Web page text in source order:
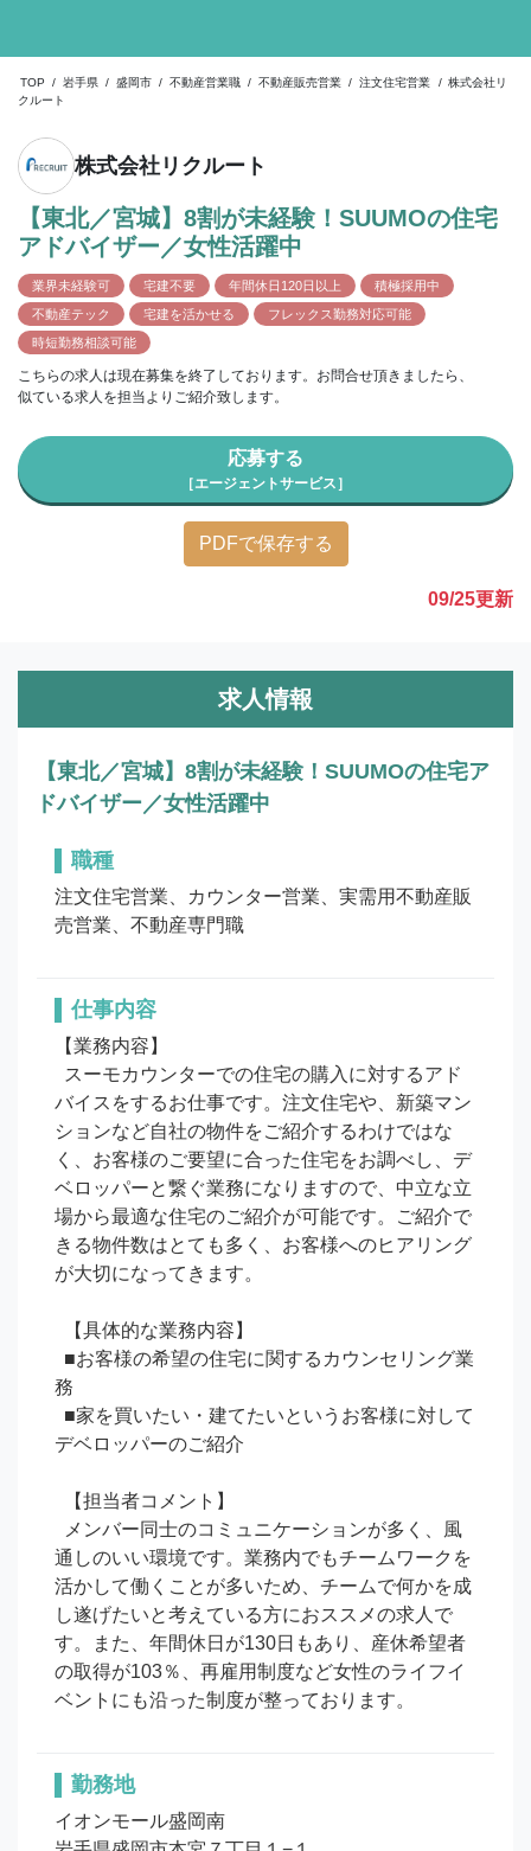
TOP / 岩手県 / 盛岡市 / 不動産営業職 / 不動産販売営業 / 注文住宅営業 / 株式会社リ
クルート
株式会社リクルート
【東北／宮城】8割が未経験！SUUMOの住宅
アドバイザー／女性活躍中
業界未経験可 宅建不要 年間休日120日以上
積極採用中
不動産テック
宅建を活かせる
フレックス勤務対応可能
時短勤務相談可能
こちらの求人は現在募集を終了しております。お問合せ頂きましたら、
似ている求人を担当よりご紹介致します。
応募する
［エージェントサービス］
PDFで保存する
09/25更新
求人情報
【東北／宮城】8割が未経験！SUUMOの住宅ア
ドバイザー／女性活躍中
職種
注文住宅営業、カウンター営業、実需用不動産販
売営業、不動産専門職
仕事内容
【業務内容】
バイスをするお仕事です。注文住宅や、新築マン
ションなど自社の物件をご紹介するわけではな
く、お客様のご要望に合った住宅をお調べし、デ
ベロッパーと繋ぐ業務になりますので、中立な立
場から最適な住宅のご紹介が可能です。ご紹介で
きる物件数はとても多く、お客様へのヒアリング
が大切になってきます。
務
デベロッパーのご紹介
通しのいい環境です。業務内でもチームワークを
活かして働くことが多いため、チームで何かを成
し遂げたいと考えている方におススメの求人で
す。また、年間休日が130日もあり、産休希望者
の取得が103％、再雇用制度など女性のライフイ
ベントにも沿った制度が整っております。
勤務地
イオンモール盛岡南